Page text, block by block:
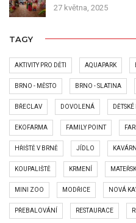
27 května, 2025
TAGY
AKTIVITY PRO DĚTI AQUAPARK
BRNO - MĚSTO BRNO - SLATINA
BŘECLAV DOVOLENÁ
EKOFARMA FAMILY POINT
HŘIŠTĚ V BRNĚ JÍDLO
KOUPALIŠTĚ KRMENÍ
MINI ZOO MODŘICE NOVÁ
PŘEBALOVÁNÍ RESTAURACE